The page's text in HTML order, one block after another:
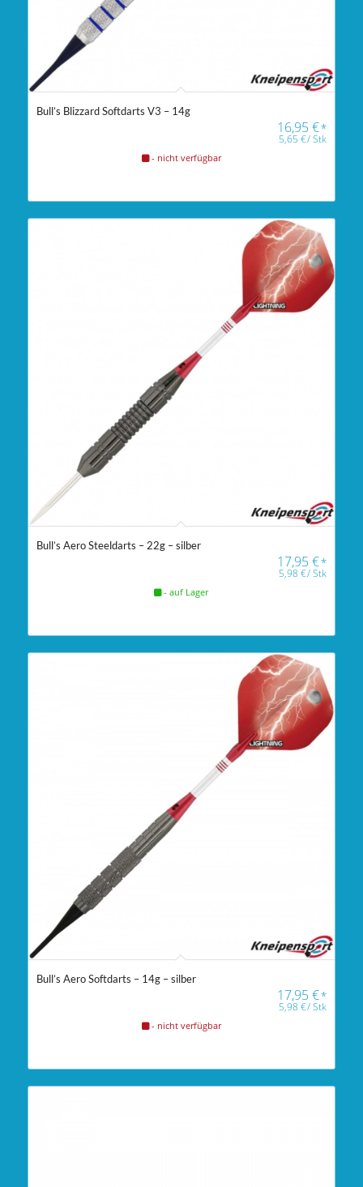
Bull’s Blizzard Softdarts V3 – 14g
16,95€*
5,65€/Stk
- nicht verfügbar
Bull’s Aero Steeldarts – 22g – silber
17,95€*
5,98€/Stk
- auf Lager
Bull’s Aero Softdarts – 14g – silber
17,95€*
5,98€/Stk
- nicht verfügbar